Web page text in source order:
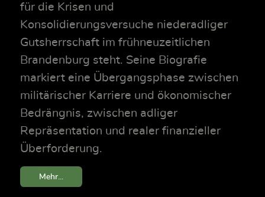
für die Krisen und
Konsolidierungsversuche niederadliger
Gutsherrschaft im frühneuzeitlichen
Brandenburg steht. Seine Biografie
markiert eine Übergangsphase zwischen
militärischer Karriere und ökonomischer
Bedrängnis, zwischen adliger
Repräsentation und realer finanzieller
Überforderung.
Mehr...